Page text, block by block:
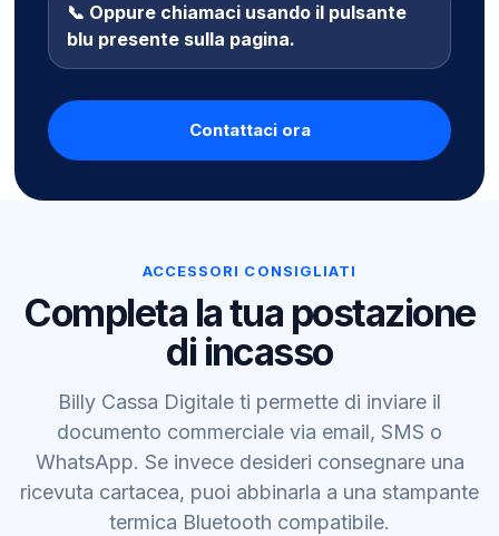
📞 Oppure chiamaci usando il pulsante
blu presente sulla pagina.
Contattaci ora
ACCESSORI CONSIGLIATI
Completa la tua postazione
di incasso
Billy Cassa Digitale ti permette di inviare il
documento commerciale via email, SMS o
WhatsApp. Se invece desideri consegnare una
ricevuta cartacea, puoi abbinarla a una stampante
termica Bluetooth compatibile.